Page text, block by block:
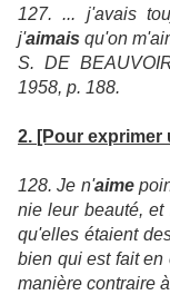
127. ... j'avais
j'aimais qu'on
S. DE
1958, p. 188.
2. [Pour exprimer
128. Je n'aime
nie leur beauté,
qu'elles étaient
bien qui est fait en
manière contraire